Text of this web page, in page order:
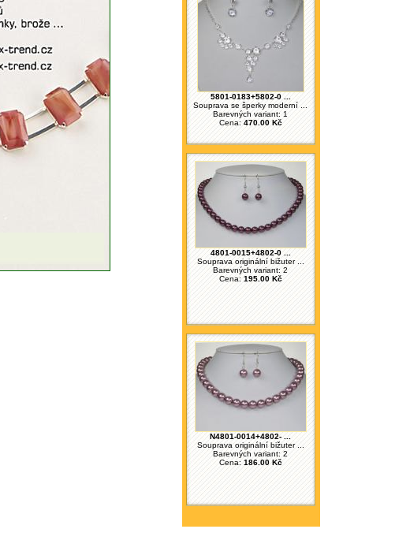
5801-0183+5802-0 ...
Souprava se šperky moderní ...
Barevných variant: 1
Cena: 470.00 Kč
4801-0015+4802-0 ...
Souprava originální bižuter ...
Barevných variant: 2
Cena: 195.00 Kč
N4801-0014+4802- ...
Souprava originální bižuter ...
Barevných variant: 2
Cena: 186.00 Kč